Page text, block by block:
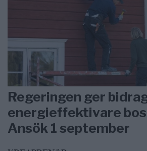
Regeringen ger
energieffektivare
Ansök 1 september